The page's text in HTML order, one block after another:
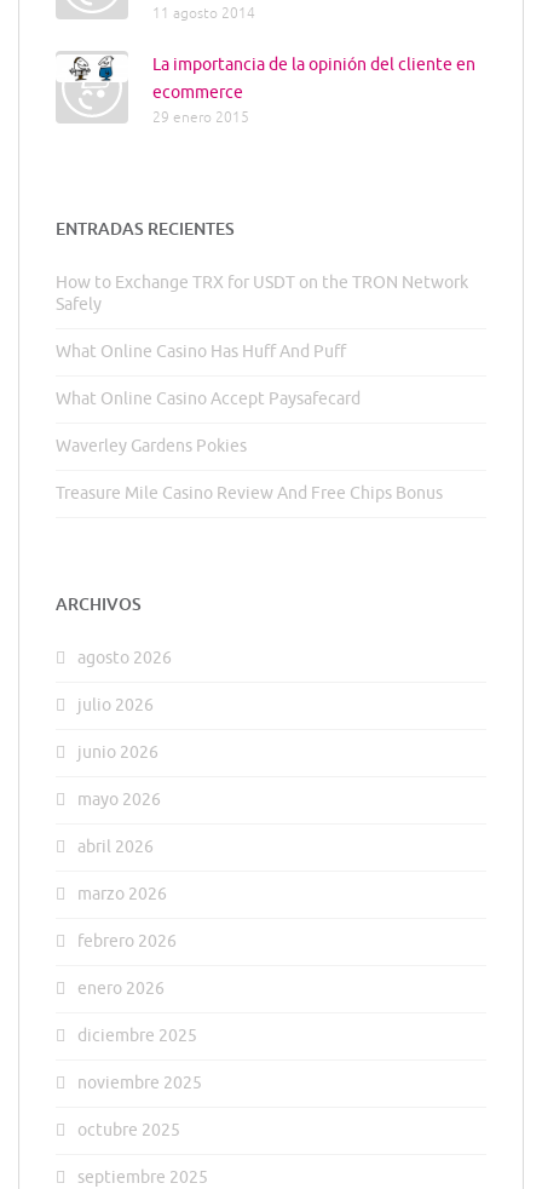
11 agosto 2014
La importancia de la opinión del cliente en
ecommerce
29 enero 2015
ENTRADAS RECIENTES
How to Exchange TRX for USDT on the TRON Network
Safely
What Online Casino Has Huff And Puff
What Online Casino Accept Paysafecard
Waverley Gardens Pokies
Treasure Mile Casino Review And Free Chips Bonus
ARCHIVOS
agosto 2026
julio 2026
junio 2026
mayo 2026
abril 2026
marzo 2026
febrero 2026
enero 2026
diciembre 2025
noviembre 2025
octubre 2025
septiembre 2025